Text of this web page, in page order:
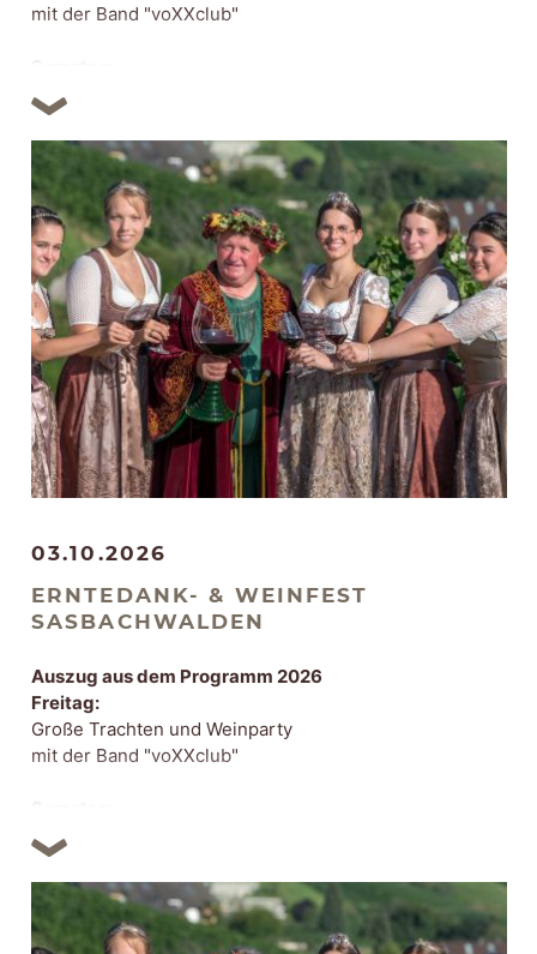
mit der Band "voXXclub"
Einzug und Krönung der Weinhoheiten
Abendprogramm mit Unterhaltungsmusik
Sonntag:
Großer Festumzug mit Brauchstums- und
Blumenwägen, im Anschluss Stimmungsmusik im
Festzelt
weitere Programmpunkte und Informationen
03.10.2026
ERNTEDANK- & WEINFEST
SASBACHWALDEN
Auszug aus dem Programm 2026
Freitag:
Große Trachten und Weinparty
mit der Band "voXXclub"
Einzug und Krönung der Weinhoheiten
Abendprogramm mit Unterhaltungsmusik
Sonntag:
Großer Festumzug mit Brauchstums- und